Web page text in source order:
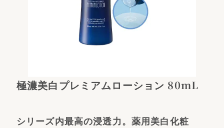
極濃美白プレミアムローション 80mL
シリーズ内最高の浸透力。薬用美白化粧